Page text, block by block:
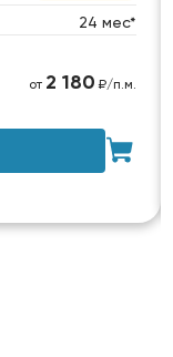
24 мес*
от 2 180 ₽/п.м.